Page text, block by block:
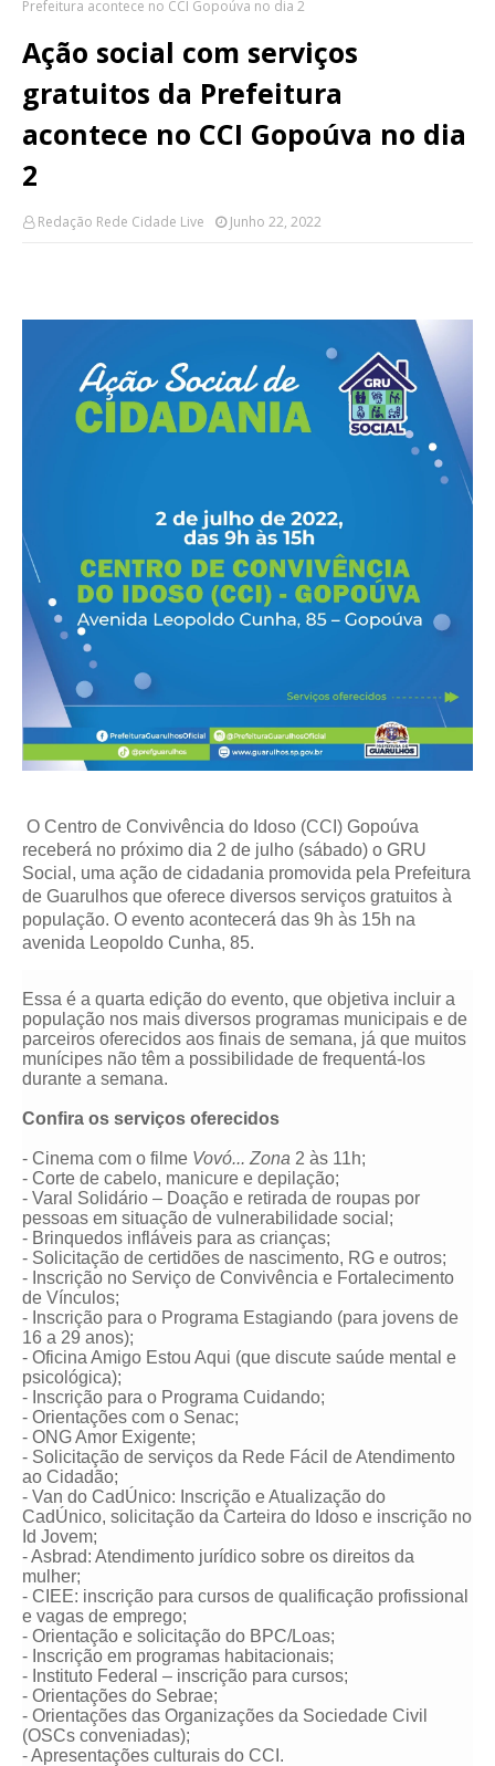
Prefeitura acontece no CCI Gopoúva no dia 2
Ação social com serviços
gratuitos da Prefeitura
acontece no CCI Gopoúva no dia
2
Redação Rede Cidade Live Junho 22, 2022
O Centro de Convivência do Idoso (CCI) Gopoúva
receberá no próximo dia 2 de julho (sábado) o GRU
Social, uma ação de cidadania promovida pela Prefeitura
de Guarulhos que oferece diversos serviços gratuitos à
população. O evento acontecerá das 9h às 15h na
avenida Leopoldo Cunha, 85.
Essa é a quarta edição do evento, que objetiva incluir a
população nos mais diversos programas municipais e de
parceiros oferecidos aos finais de semana, já que muitos
munícipes não têm a possibilidade de frequentá-los
durante a semana.
Confira os serviços oferecidos
- Cinema com o filme Vovó... Zona 2 às 11h;
- Corte de cabelo, manicure e depilação;
- Varal Solidário – Doação e retirada de roupas por
pessoas em situação de vulnerabilidade social;
- Brinquedos infláveis para as crianças;
- Solicitação de certidões de nascimento, RG e outros;
- Inscrição no Serviço de Convivência e Fortalecimento
de Vínculos;
- Inscrição para o Programa Estagiando (para jovens de
16 a 29 anos);
- Oficina Amigo Estou Aqui (que discute saúde mental e
psicológica);
- Inscrição para o Programa Cuidando;
- Orientações com o Senac;
- ONG Amor Exigente;
- Solicitação de serviços da Rede Fácil de Atendimento
ao Cidadão;
- Van do CadÚnico: Inscrição e Atualização do
CadÚnico, solicitação da Carteira do Idoso e inscrição no
Id Jovem;
- Asbrad: Atendimento jurídico sobre os direitos da
mulher;
- CIEE: inscrição para cursos de qualificação profissional
e vagas de emprego;
- Orientação e solicitação do BPC/Loas;
- Inscrição em programas habitacionais;
- Instituto Federal – inscrição para cursos;
- Orientações do Sebrae;
- Orientações das Organizações da Sociedade Civil
(OSCs conveniadas);
- Apresentações culturais do CCI.